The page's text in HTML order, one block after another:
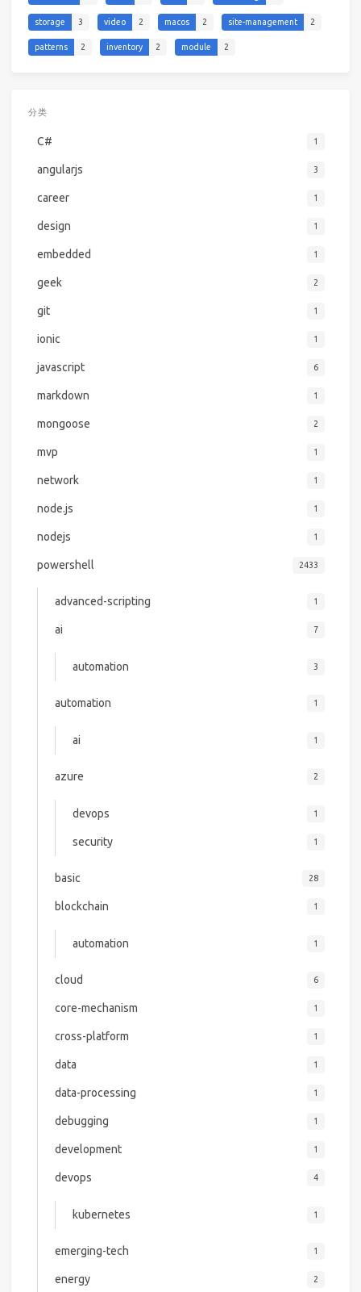
storage 3 video 2 macos 2 site-management 2
patterns 2 inventory 2 module 2
分类
C# 1
angularjs 3
career 1
design 1
embedded 1
geek 2
git 1
ionic 1
javascript 6
markdown 1
mongoose 2
mvp 1
network 1
node.js 1
nodejs 1
powershell 2433
advanced-scripting 1
ai 7
automation 3
automation 1
ai 1
azure 2
devops 1
security 1
basic 28
blockchain 1
automation 1
cloud 6
core-mechanism 1
cross-platform 1
data 1
data-processing 1
debugging 1
development 1
devops 4
kubernetes 1
emerging-tech 1
energy 2